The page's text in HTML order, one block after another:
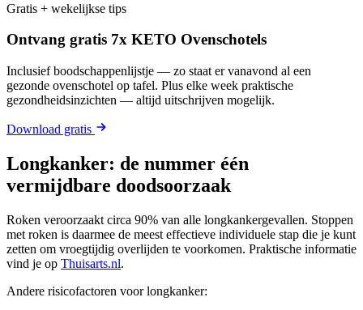
Gratis + wekelijkse tips
Ontvang gratis 7x KETO Ovenschotels
Inclusief boodschappenlijstje — zo staat er vanavond al een
gezonde ovenschotel op tafel. Plus elke week praktische
gezondheidsinzichten — altijd uitschrijven mogelijk.
Download gratis
Longkanker: de nummer één
vermijdbare doodsoorzaak
Roken veroorzaakt circa 90% van alle longkankergevallen. Stoppen
met roken is daarmee de meest effectieve individuele stap die je kunt
zetten om vroegtijdig overlijden te voorkomen. Praktische informatie
vind je op Thuisarts.nl.
Andere risicofactoren voor longkanker: